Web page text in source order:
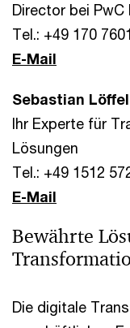
Director bei PwC
Tel.: +49 170
E-Mail
Sebastian
Ihr Experte für
Lösungen
Tel.: +49 1512
E-Mail
Bewährte
Die digitale